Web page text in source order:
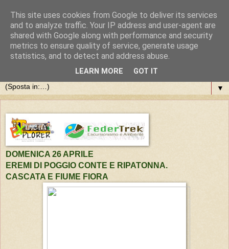
▼
DOMENICA 26 APRILE
EREMI DI POGGIO CONTE E RIPATONNA.
CASCATA E FIUME FIORA
This site uses cookies from Google to deliver its services
and to analyze traffic. Your IP address and user-agent are
shared with Google along with performance and security
metrics to ensure quality of service, generate usage
statistics, and to detect and address abuse.
LEARN MORE GOT IT